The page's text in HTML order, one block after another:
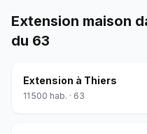
Extension maison
du 63
Extension à Thiers
11 500 hab. · 63